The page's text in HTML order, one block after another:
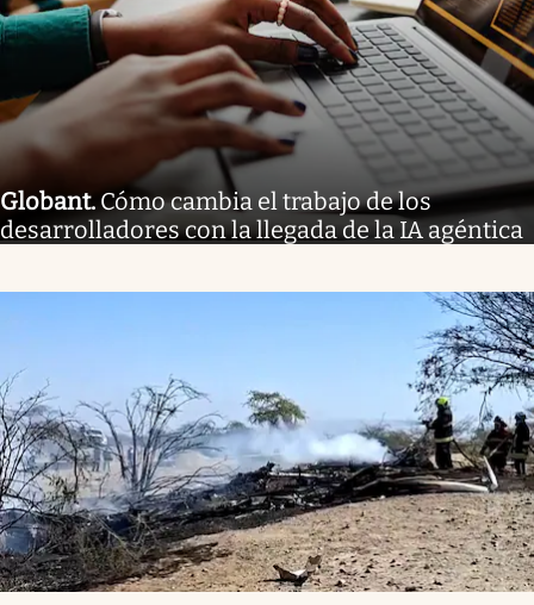
Globant. Cómo cambia el trabajo de los
desarrolladores con la llegada de la IA agéntica